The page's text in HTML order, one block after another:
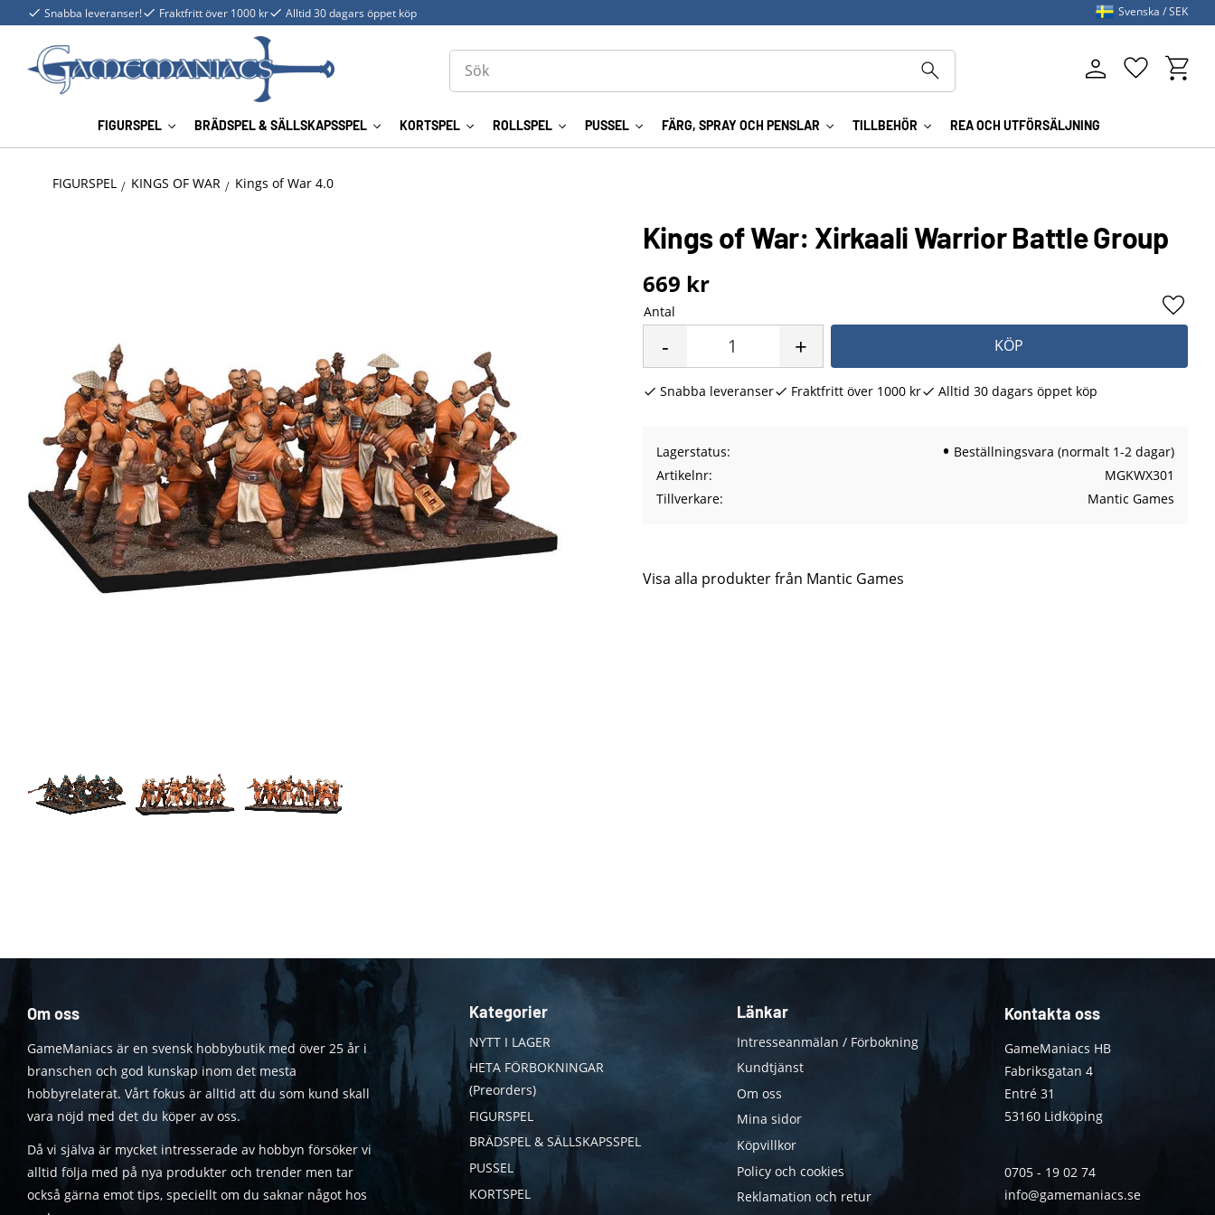
Snabba leveranser! Fraktfritt över 1000 kr Alltid 30 dagars öppet köp
FIGURSPEL BRÄDSPEL & SÄLLSKAPSSPEL KORTSPEL ROLLSPEL PUSSEL FÄRG, SPRAY OCH PENSLAR TILLBEHÖR REA OCH UTFÖRSÄLJNING
Favoriter
Svenska SEK
FIGURSPEL KINGS OF WAR Kings of War 4.0
Kings of War: Xirkaali Warrior Battle Group
669 kr
Antal
+
- KÖP
Lägg
Snabba leveranser Fraktfritt över 1000 kr Alltid 30 dagars öppet köp
Lagerstatus
Beställningsvara (normalt 1-2 dagar)
Artikelnr
MGKWX301
Tillverkare
Mantic Games
Visa alla produkter från Mantic Games
Om oss
GameManiacs är en svensk hobbybutik med över 25 år i
branschen och god kunskap inom det mesta
hobbyrelaterat. Vårt fokus är alltid att du som kund skall
vara nöjd med det du köper av oss.
Då vi själva är mycket intresserade av hobbyn försöker vi
alltid följa med på nya produkter och trender men tar
också gärna emot tips, speciellt om du saknar något hos
Kategorier
NYTT I LAGER
HETA FÖRBOKNINGAR
(Preorders)
FIGURSPEL
BRÄDSPEL & SÄLLSKAPSSPEL
PUSSEL
KORTSPEL
Länkar
Intresseanmälan / Förbokning
Kundtjänst
Om oss
Mina sidor
Köpvillkor
Policy och cookies
Reklamation och retur
Kontakta oss
GameManiacs HB
Fabriksgatan 4
Entré 31
53160 Lidköping
0705 - 19 02 74
info@gamemaniacs.se